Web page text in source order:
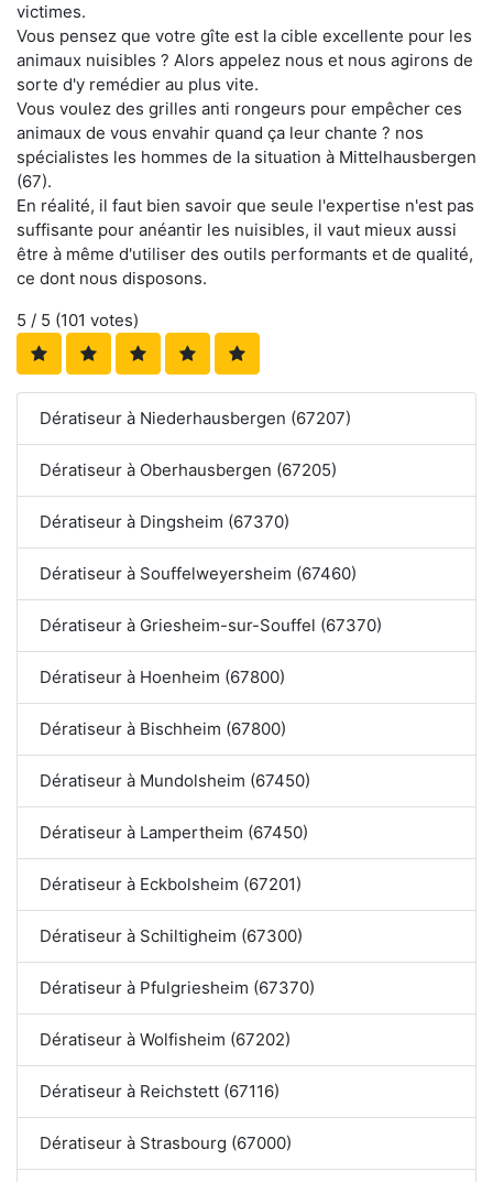
victimes.
Vous pensez que votre gîte est la cible excellente pour les
animaux nuisibles ? Alors appelez nous et nous agirons de
sorte d'y remédier au plus vite.
Vous voulez des grilles anti rongeurs pour empêcher ces
animaux de vous envahir quand ça leur chante ? nos
spécialistes les hommes de la situation à Mittelhausbergen
(67).
En réalité, il faut bien savoir que seule l'expertise n'est pas
suffisante pour anéantir les nuisibles, il vaut mieux aussi
être à même d'utiliser des outils performants et de qualité,
ce dont nous disposons.
5 / 5 (101 votes)
Dératiseur à Niederhausbergen (67207)
Dératiseur à Oberhausbergen (67205)
Dératiseur à Dingsheim (67370)
Dératiseur à Souffelweyersheim (67460)
Dératiseur à Griesheim-sur-Souffel (67370)
Dératiseur à Hoenheim (67800)
Dératiseur à Bischheim (67800)
Dératiseur à Mundolsheim (67450)
Dératiseur à Lampertheim (67450)
Dératiseur à Eckbolsheim (67201)
Dératiseur à Schiltigheim (67300)
Dératiseur à Pfulgriesheim (67370)
Dératiseur à Wolfisheim (67202)
Dératiseur à Reichstett (67116)
Dératiseur à Strasbourg (67000)